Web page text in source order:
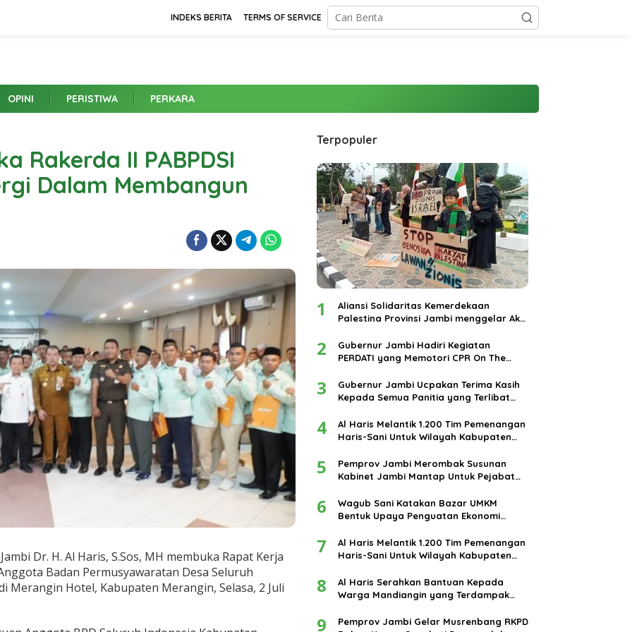
INDEKS BERITA TERMS OF SERVICE
OPINI PERISTIWA PERKARA
Rakerda II PABPDSI
Dalam Membangun
Dr. H. Al Haris, S.Sos, MH membuka Rapat Kerja
Badan Permusyawaratan Desa Seluruh
Merangin Hotel, Kabupaten Merangin, Selasa, 2 Juli
Terpopuler
1
Aliansi Solidaritas Kemerdekaan
Palestina Provinsi Jambi menggelar Aksi
kota Jambi.
2
Gubernur Jambi Hadiri Kegiatan
PERDATI yang Memotori CPR On The
3
Gubernur Jambi Ucpakan Terima Kasih
Kepada Semua Panitia yang Terlibat
Tahun 2024
4
Al Haris Melantik 1.200 Tim Pemenangan
Haris-Sani Untuk Wilayah Kabupaten
5
Pemprov Jambi Merombak Susunan
Kabinet Jambi Mantap Untuk Pejabat
6
Wagub Sani Katakan Bazar UMKM
Bentuk Upaya Penguatan Ekonomi
7
Al Haris Melantik 1.200 Tim Pemenangan
Haris-Sani Untuk Wilayah Kabupaten
8
Al Haris Serahkan Bantuan Kepada
Warga Mandiangin yang Terdampak
9
Pemprov Jambi Gelar Musrenbang RKPD